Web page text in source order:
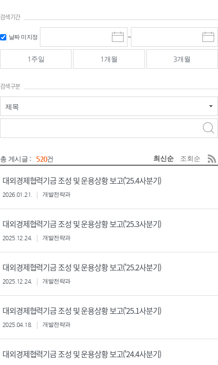
검색기간
날짜 미지정
시
작
일
선
~
종
료
선
1주일 1개월 3개월
검색구분
제목
총 게시글 : 520건 최신순 조회순
대외경제협력기금 조성 및 운용상황 보고('25.4사분기)
2026.01.21. 개발전략과
대외경제협력기금 조성 및 운용상황 보고('25.3사분기)
2025.12.24. 개발전략과
대외경제협력기금 조성 및 운용상황 보고('25.2사분기)
2025.12.24. 개발전략과
대외경제협력기금 조성 및 운용상황 보고('25.1사분기)
2025.04.18. 개발전략과
대외경제협력기금 조성 및 운용상황 보고('24.4사분기)